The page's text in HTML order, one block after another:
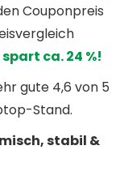
Couponpreis
ca. 24 %!
gute 4,6 von 5
Stand.
stabil &